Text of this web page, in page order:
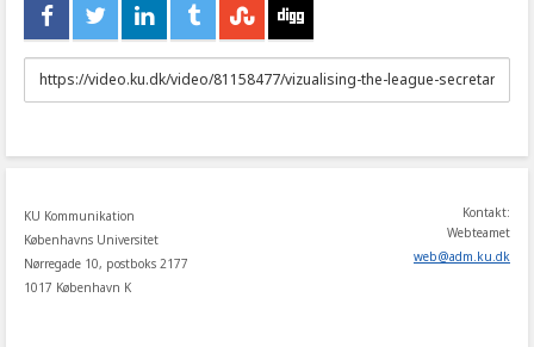
URL
to
KU Kommunikation
Københavns Universitet
Nørregade 10, postboks 2177
1017 København K
Kontakt:
Webteamet
web@adm ku dk